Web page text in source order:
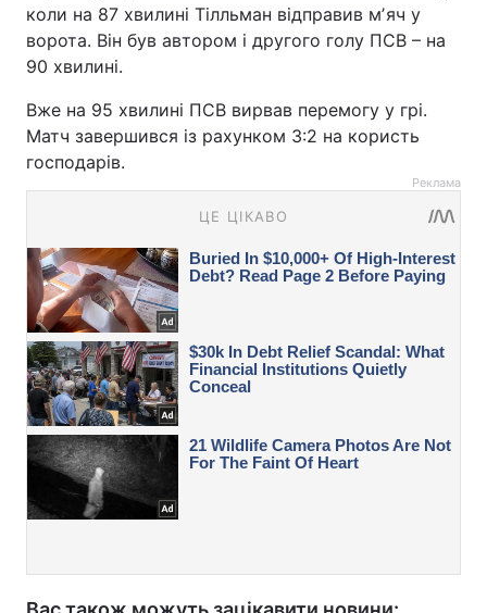
коли на 87 хвилині Тілльман відправив мʼяч у
ворота. Він був автором і другого голу ПСВ – на
90 хвилині.
Вже на 95 хвилині ПСВ вирвав перемогу у грі.
Матч завершився із рахунком 3:2 на користь
господарів.
Реклама